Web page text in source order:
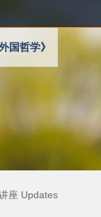
外国哲学》
座 Updates